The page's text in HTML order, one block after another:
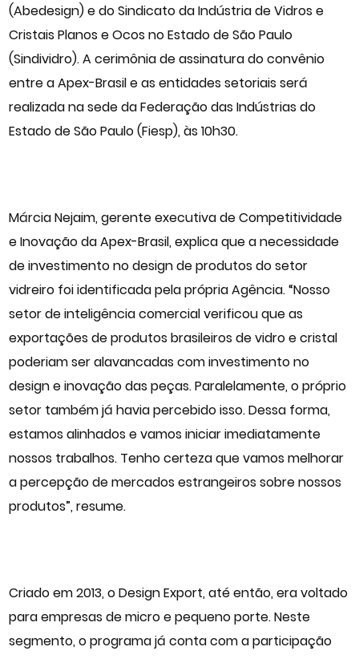
(Abedesign) e do Sindicato da Indústria de Vidros e
Cristais Planos e Ocos no Estado de São Paulo
(Sindividro). A cerimônia de assinatura do convênio
entre a Apex-Brasil e as entidades setoriais será
realizada na sede da Federação das Indústrias do
Estado de São Paulo (Fiesp), às 10h30.
Márcia Nejaim, gerente executiva de Competitividade
e Inovação da Apex-Brasil, explica que a necessidade
de investimento no design de produtos do setor
vidreiro foi identificada pela própria Agência. “Nosso
setor de inteligência comercial verificou que as
exportações de produtos brasileiros de vidro e cristal
poderiam ser alavancadas com investimento no
design e inovação das peças. Paralelamente, o próprio
setor também já havia percebido isso. Dessa forma,
estamos alinhados e vamos iniciar imediatamente
nossos trabalhos. Tenho certeza que vamos melhorar
a percepção de mercados estrangeiros sobre nossos
produtos”, resume.
Criado em 2013, o Design Export, até então, era voltado
para empresas de micro e pequeno porte. Neste
segmento, o programa já conta com a participação